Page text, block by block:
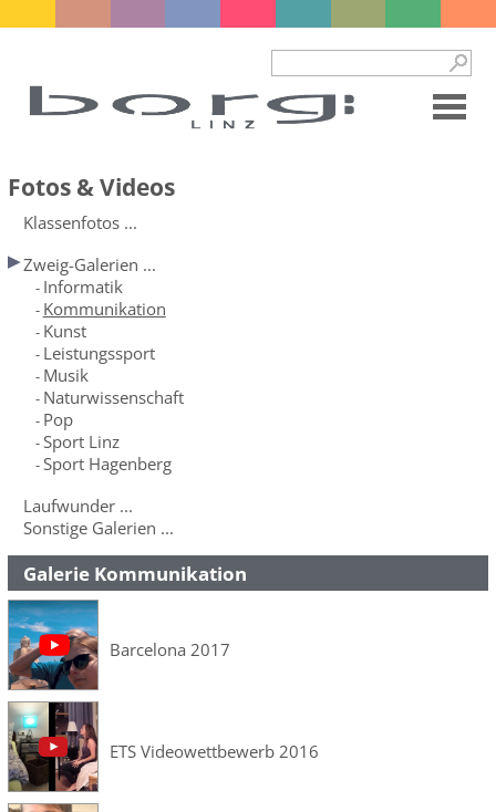
Fotos & Videos
Klassenfotos ...
Zweig-Galerien ...
- Informatik
- Kommunikation
- Kunst
- Leistungssport
- Musik
- Naturwissenschaft
- Pop
-Sport Linz
-Sport Hagenberg
Laufwunder ...
Sonstige Galerien ...
Galerie Kommunikation
Barcelona 2017
ETS Videowettbewerb 2016